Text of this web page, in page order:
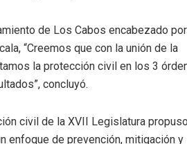
de Los Cabos encabezado
“Creemos que con la unión de la
la protección civil en los 3
concluyó.
civil de la XVII Legislatura
enfoque de prevención, mitigación y